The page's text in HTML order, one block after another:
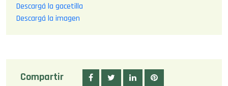
Descargá la gacetilla
Descargá la imagen
Compartir